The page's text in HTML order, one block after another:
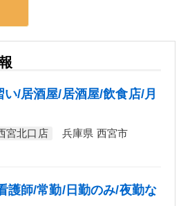
/居酒屋/居酒屋/飲食店/月
宮北口店
兵庫県 西宮市
護師/常勤/日勤のみ/夜勤な